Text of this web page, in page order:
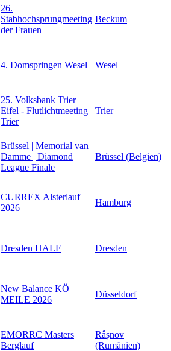
26.
Stabhochsprungmeeting
der Frauen
Beckum
4. Domspringen Wesel Wesel
25. Volksbank Trier
Eifel - Flutlichtmeeting
Trier
Trier
Brüssel | Memorial van
Damme | Diamond
League Finale
Brüssel (Belgien)
CURREX Alsterlauf
2026
Hamburg
Dresden HALF Dresden
New Balance KÖ
MEILE 2026
Düsseldorf
EMORRC Masters
Berglauf
Râșnov
(Rumänien)